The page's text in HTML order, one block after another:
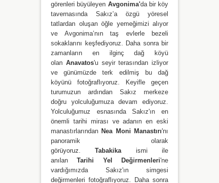
görenleri büyüleyen Avgonima'da bir köy
tavernasında Sakız’a özgü yöresel
tatlardan oluşan öğle yemeğimizi alıyor
ve Avgonima’nın taş evlerle bezeli
sokaklarını keşfediyoruz. Daha sonra bir
zamanların en ilginç dağ köyü
olan Anavatos'u seyir terasından izliyor
ve günümüzde terk edilmiş bu dağ
köyünü fotoğraflıyoruz. Keyifle geçen
turumuzun ardından Sakız merkeze
doğru yolculuğumuza devam ediyoruz.
Yolculuğumuz esnasında Sakız'ın en
önemli tarihi mirası ve adanın en eski
manastırlarından Nea Moni Manastırı'nı
panoramik olarak
görüyoruz.Tabakika ismi ile
anılanTarihi Yel Değirmenleri'ne
vardığımızda Sakız'ın simgesi
değirmenleri fotoğraflıyoruz. Daha sonra